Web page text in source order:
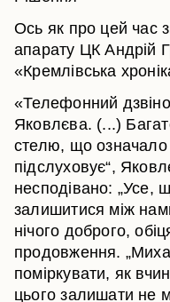
Ось як про цей час
апарату ЦК Андрій
«Кремлівська
«Телефонний
Яковлєва. (...)
стелю, що означало
підслуховує“,
несподівано: „Усе,
залишитися між
нічого доброго,
продовження.
поміркувати, як
цього залишати не